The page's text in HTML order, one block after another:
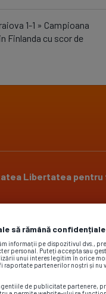
1-1 » Campioana
Finlanda cu scor de
Libertatea pentru
2304/29.10.2018.
să rămână confidențiale
informații pe dispozitivul dvs.,
personal. Puteți accepta sau
unui interes legitim în orice
partenerilor noștri și nu
de publicitate partenere,